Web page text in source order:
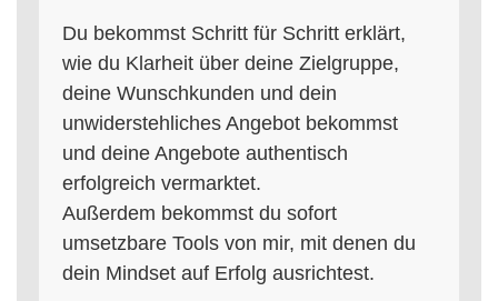
Du bekommst Schritt für Schritt erklärt,
wie du Klarheit über deine Zielgruppe,
deine Wunschkunden und dein
unwiderstehliches Angebot bekommst
und deine Angebote authentisch
erfolgreich vermarktet.
Außerdem bekommst du sofort
umsetzbare Tools von mir, mit denen du
dein Mindset auf Erfolg ausrichtest.